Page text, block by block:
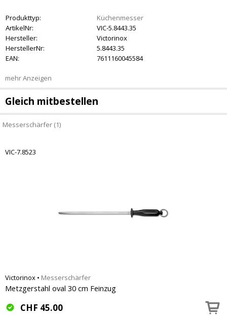
Produkttyp:
Küchenmesser
ArtikelNr:
VIC-5.8443.35
Hersteller:
Victorinox
HerstellerNr:
5.8443.35
EAN:
7611160045584
mehr Anzeigen
Gleich mitbestellen
Messerschärfer (1)
VIC-7.8523
Victorinox • Messerschärfer
Metzgerstahl oval 30 cm Feinzug
CHF 45.00